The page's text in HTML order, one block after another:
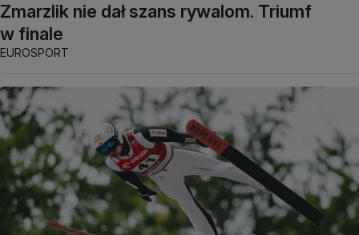
Zmarzlik nie dał szans rywalom. Triumf
w finale
EUROSPORT